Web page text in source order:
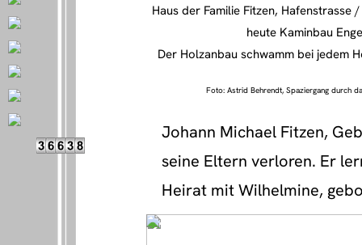
Haus der Familie Fitzen, Hafenstrasse
heute Kaminbau
Der Holzanbau schwamm bei jedem
Foto: Astrid Behrendt, Spaziergang durch
Johann Michael Fitzen,
seine Eltern verloren. Er
Heirat mit Wilhelmine,